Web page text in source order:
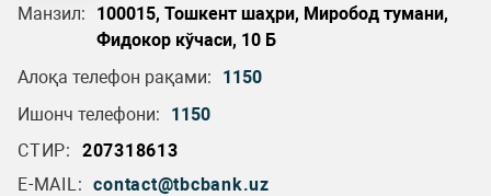
Манзил:
100015, Тошкент шаҳри, Миробод тумани,
Фидокор кўчаси, 10 Б
Алоқа телефон рақами:
1150
Ишонч телефони:
1150
СТИР:
207318613
E-MAIL: contact@tbcbank.uz